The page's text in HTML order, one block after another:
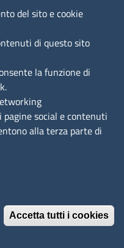
E
€ € 30.987,41 annui
lordi a seduta
delegato € 129,11
lordi a seduta
del sito e cookie
di questo sito
la funzione di
pagine social e contenuti
alla terza parte di
Accetta tutti i cookies